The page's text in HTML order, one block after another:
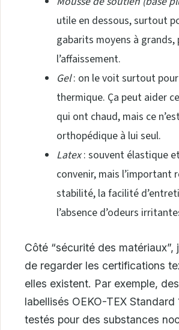
utile en dessous, surtout
gabarits moyens à
l’affaissement.
Gel: on le voit surtout
thermique. Ça peut aider
qui ont chaud, mais ce
orthopédique à lui seul.
Latex: souvent élastique
convenir, mais l’important
stabilité, la facilité
l’absence d’odeurs
Côté “sécurité des matériaux”,
de regarder les certifications
elles existent. Par exemple,
labellisés OEKO-TEX Standard
testés pour des substances